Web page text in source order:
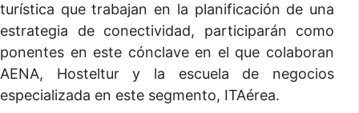
turística que trabajan en la planificación de una
estrategia de conectividad, participarán como
ponentes en este cónclave en el que colaboran
AENA, Hosteltur y la escuela de negocios
especializada en este segmento, ITAérea.